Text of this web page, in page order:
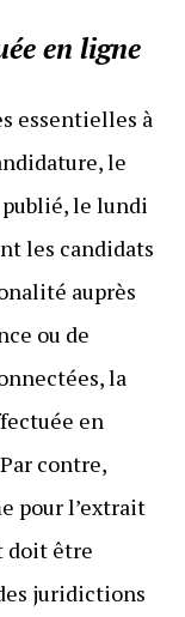
en ligne
essentielles à
le
le lundi
les candidats
auprès
ou de
la
en
contre,
pour l’extrait
doit être
juridictions